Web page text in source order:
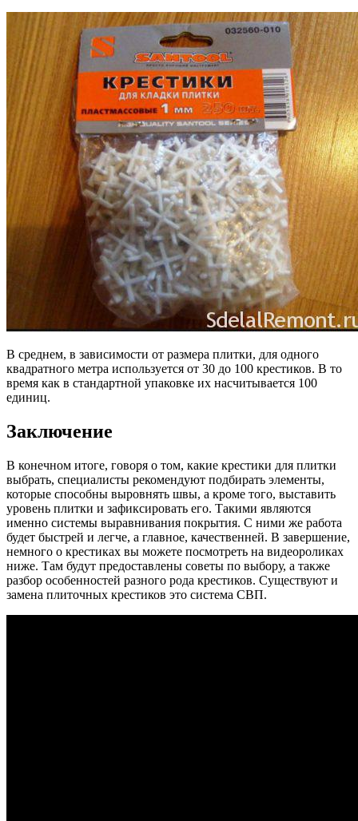
В среднем, в зависимости от размера плитки, для одного
квадратного метра используется от 30 до 100 крестиков. В то
время как в стандартной упаковке их насчитывается 100
единиц.
Заключение
В конечном итоге, говоря о том, какие крестики для плитки
выбрать, специалисты рекомендуют подбирать элементы,
которые способны выровнять швы, а кроме того, выставить
уровень плитки и зафиксировать его. Такими являются
именно системы выравнивания покрытия. С ними же работа
будет быстрей и легче, а главное, качественней. В завершение,
немного о крестиках вы можете посмотреть на видеороликах
ниже. Там будут предоставлены советы по выбору, а также
разбор особенностей разного рода крестиков. Существуют и
замена плиточных крестиков это система СВП.